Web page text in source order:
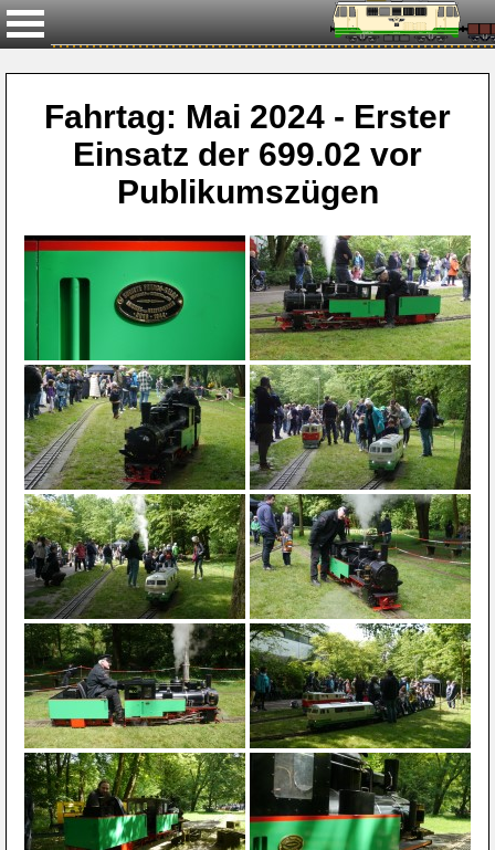
Fahrtag: Mai 2024 - Erster
Einsatz der 699.02 vor
Publikumszügen